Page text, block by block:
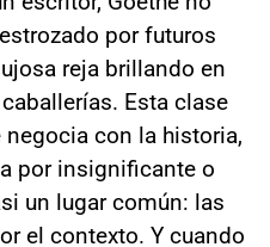
por futuros
reja brillando en
Esta clase
con la historia,
por insignificante o
un lugar común: las
el contexto. Y cuando